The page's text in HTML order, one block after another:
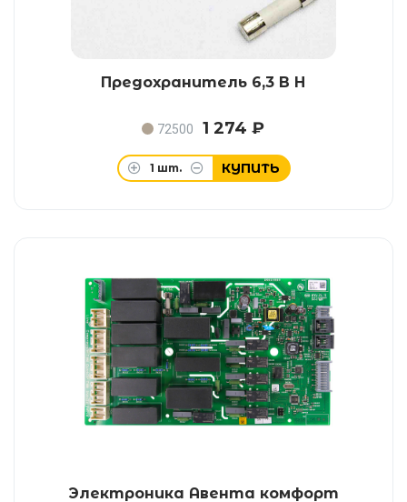
Предохранитель 6,3 В Н
72500 1 274 ₽
1 шт. КУПИТЬ
Электроника Авента комфорт